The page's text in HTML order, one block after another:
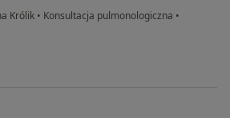
Królik • Konsultacja pulmonologiczna •